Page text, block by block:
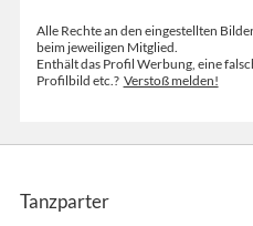
Alle Rechte an den eingestellten
beim jeweiligen Mitglied.
Enthält das Profil Werbung, eine
Profilbild etc.? Verstoß melden!
Tanzparter